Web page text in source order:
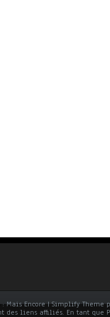
Mais Encore | Simplify Theme
des liens affiliés. En tant que